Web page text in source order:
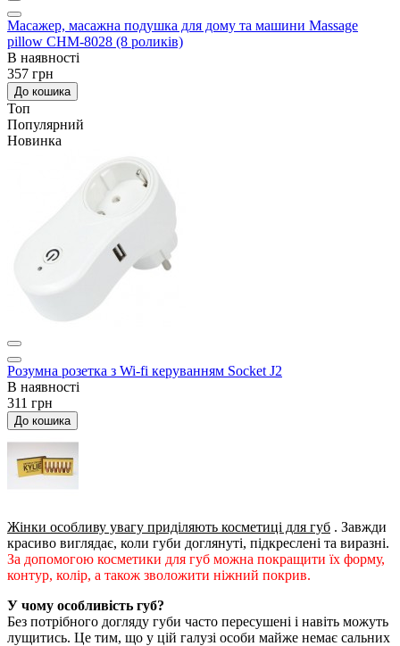
Масажер, масажна подушка для дому та машини Massage
pillow CHM-8028 (8 роликів)
В наявності
357 грн
До кошика
Топ
Популярний
Новинка
Розумна розетка з Wi-fi керуванням Socket J2
В наявності
311 грн
До кошика
Жінки особливу увагу приділяють косметиці для губ . Завжди
красиво виглядає, коли губи доглянуті, підкреслені та виразні.
За допомогою косметики для губ можна покращити їх форму,
контур, колір, а також зволожити ніжний покрив.
У чому особливість губ?
Без потрібного догляду губи часто пересушені і навіть можуть
лущитись. Це тим, що у цій галузі особи майже немає сальних